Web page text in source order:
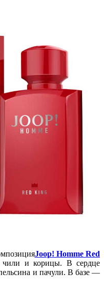
Joop! Homme Red
чили и корицы. В сердце
и пачули. В базе —